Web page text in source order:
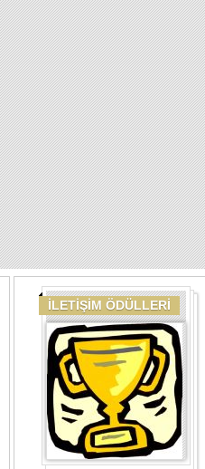
İLETİŞİM ÖDÜLLERİ